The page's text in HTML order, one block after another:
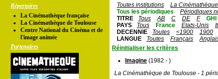
Répertoires
La Cinémathèque française
La Cinémathèque de Toulouse
Centre National du Cinéma et de
l'image animée
Partenaires
Toutes institutions
La
Tous les périodiques
Périodiques
TITRE
Tous AB C DE F
GHI
PAYS
Tous France Etats-Unis
DECENNIE
Toutes <1900
1900
LANGUE
Toutes Français
Réinitialiser les critères
Imagine (1982 - )
La Cinémathèque de Toulouse - 1